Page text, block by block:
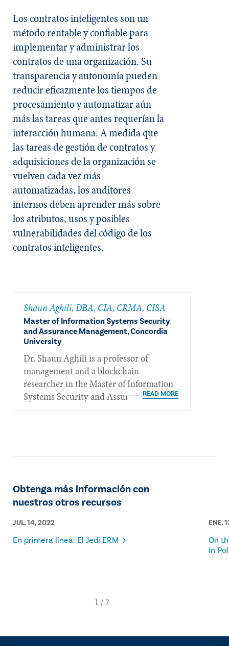
Los contratos inteligentes son un
método rentable y confiable para
implementar y administrar los
contratos de una organización. Su
transparencia y autonomía pueden
reducir eficazmente los tiempos de
procesamiento y automatizar aún
más las tareas que antes requerían la
interacción humana. A medida que
las tareas de gestión de contratos y
adquisiciones de la organización se
vuelven cada vez más
automatizadas, los auditores
internos deben aprender más sobre
los atributos, usos y posibles
vulnerabilidades del código de los
contratos inteligentes.
Shaun Aghili, DBA, CIA, CRMA, CISA
Master of Information Systems Security
and Assurance Management, Concordia
University
Dr. Shaun Aghili is a professor of
management and a blockchain
researcher in the Master of Information
Systems Security and Assurance
Obtenga más información con
nuestros otros recursos
JUL. 14, 2022
En primera línea: El Jedi ERM
ENE.
On
in